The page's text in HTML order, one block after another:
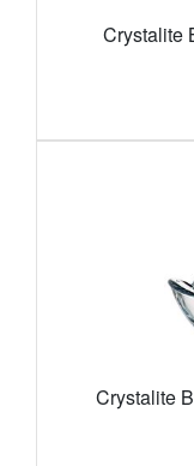
Crystalite
Crystalite